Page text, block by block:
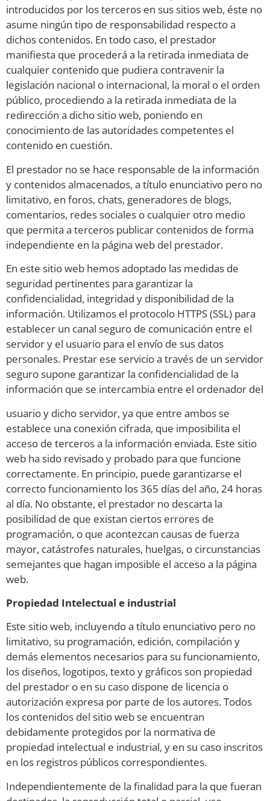
introducidos por los terceros en sus sitios web, éste no
asume ningún tipo de responsabilidad respecto a
dichos contenidos. En todo caso, el prestador
manifiesta que procederá a la retirada inmediata de
cualquier contenido que pudiera contravenir la
legislación nacional o internacional, la moral o el orden
público, procediendo a la retirada inmediata de la
redirección a dicho sitio web, poniendo en
conocimiento de las autoridades competentes el
contenido en cuestión.
El prestador no se hace responsable de la información
y contenidos almacenados, a título enunciativo pero no
limitativo, en foros, chats, generadores de blogs,
comentarios, redes sociales o cualquier otro medio
que permita a terceros publicar contenidos de forma
independiente en la página web del prestador.
En este sitio web hemos adoptado las medidas de
seguridad pertinentes para garantizar la
confidencialidad, integridad y disponibilidad de la
información. Utilizamos el protocolo HTTPS (SSL) para
establecer un canal seguro de comunicación entre el
servidor y el usuario para el envío de sus datos
personales. Prestar ese servicio a través de un servidor
seguro supone garantizar la confidencialidad de la
información que se intercambia entre el ordenador del
usuario y dicho servidor, ya que entre ambos se
establece una conexión cifrada, que imposibilita el
acceso de terceros a la información enviada. Este sitio
web ha sido revisado y probado para que funcione
correctamente. En principio, puede garantizarse el
correcto funcionamiento los 365 días del año, 24 horas
al día. No obstante, el prestador no descarta la
posibilidad de que existan ciertos errores de
programación, o que acontezcan causas de fuerza
mayor, catástrofes naturales, huelgas, o circunstancias
semejantes que hagan imposible el acceso a la página
web.
Propiedad Intelectual e industrial
Este sitio web, incluyendo a título enunciativo pero no
limitativo, su programación, edición, compilación y
demás elementos necesarios para su funcionamiento,
los diseños, logotipos, texto y gráficos son propiedad
del prestador o en su caso dispone de licencia o
autorización expresa por parte de los autores. Todos
los contenidos del sitio web se encuentran
debidamente protegidos por la normativa de
propiedad intelectual e industrial, y en su caso inscritos
en los registros públicos correspondientes.
Independientemente de la finalidad para la que fueran